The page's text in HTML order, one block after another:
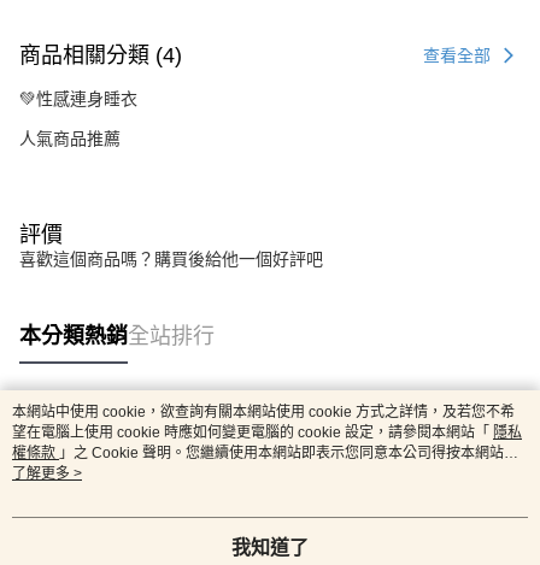
商品相關分類 (4) 查看全部
💚性感連身睡衣
人氣商品推薦
評價
喜歡這個商品嗎？購買後給他一個好評吧
本分類熱銷全站排行
熱門標籤
本網站中使用 cookie，欲查詢有關本網站使用 cookie 方式之詳情，及若您不希
望在電腦上使用 cookie 時應如何變更電腦的 cookie 設定，請參閱本網站「 隱私
權條款 」之 Cookie 聲明。您繼續使用本網站即表示您同意本公司得按本網站使
用條款之 Cookie 聲明使用 cookie。
了解更多 >
我知道了